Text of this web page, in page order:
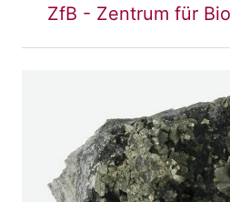
ZfB - Zentrum für